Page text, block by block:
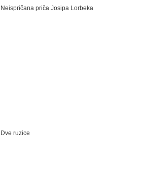
Neispričana priča Josipa Lorbeka
Dve ruzice